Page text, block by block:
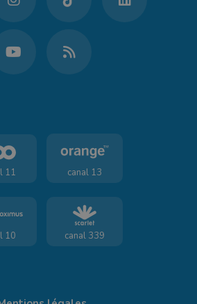
11 canal 13
10 canal 339